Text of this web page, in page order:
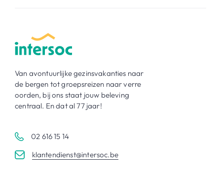
Van avontuurlijke gezinsvakanties naar
de bergen tot groepsreizen naar verre
oorden, bij ons staat jouw beleving
centraal. En dat al 77 jaar!
02 616 15 14
klantendienst@intersoc.be